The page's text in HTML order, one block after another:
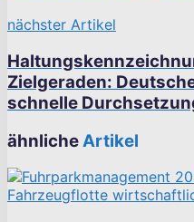
nächster Artikel
Zielgeraden:
schnelle
ähnliche Artikel